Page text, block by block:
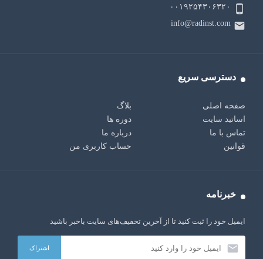
۰۰۱۹۲۵۴۳۰۶۳۲۰
info@radinst.com
دسترسی سریع
صفحه اصلی
بلاگ
اساتید سایت
دوره ها
تماس با ما
درباره ما
قوانین
حساب کاربری من
خبرنامه
ایمیل خود را ثبت کنید تا از آخرین تخفیف‌های سایت باخبر باشید